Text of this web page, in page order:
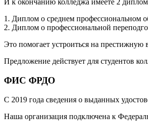
И к окончанию колледжа имеете 2
1. Диплом о среднем профессиональном
2. Диплом о профессиональной
Это помогает устроиться на
Предложение действует для студентов
ФИС ФРДО
С 2019 года сведения о выданных
Наша организация подключена к